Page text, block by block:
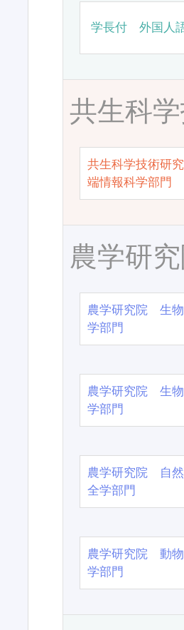
学長付 外国人
共生科
共生科学技術研
端情報科学部門
農学研
農学研究院 生
学部門
農学研究院 生
学部門
農学研究院 自
全学部門
農学研究院 動
学部門